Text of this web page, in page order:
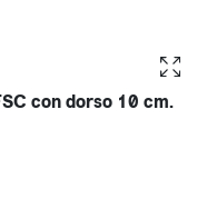
con dorso 10 cm.